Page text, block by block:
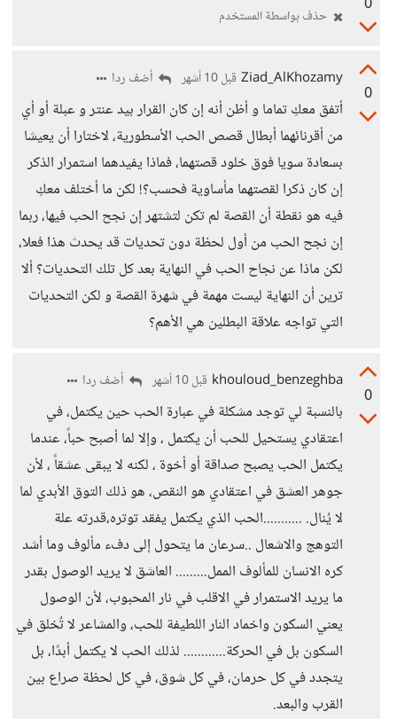
0 حذف بواسطة المستخدم
0
Ziad_AlKhozamy قبل 10 أشهر أضف ردا
أتفق معكِ تماما و أظن أنه إن كان القرار بيد عنتر و عبلة أو أي
من أقرنائهما أبطال قصص الحب الأسطورية، لاختارا أن يعيشا
بسعادة سويا فوق خلود قصتهما، فماذا يفيدهما استمرار الذكر
إن كان ذكرا لقصتهما مأساوية فحسب؟! لكن ما أختلف معكِ
فيه هو نقطة أن القصة لم تكن لتشتهر إن نجح الحب فيها، ربما
إن نجح الحب من أول لحظة دون تحديات قد يحدث هذا فعلا،
لكن ماذا عن نجاح الحب في النهاية بعد كل تلك التحديات؟ ألا
ترين أن النهاية ليست مهمة في شهرة القصة و لكن التحديات
التي تواجه علاقة البطلين هي الأهم؟
0
khouloud_benzeghba قبل 10 أشهر أضف ردا
بالنسبة لي توجد مشكلة في عبارة الحب حين يكتمل، في
اعتقادي يستحيل للحب أن يكتمل ، وإلا لما أصبح حباً، عندما
يكتمل الحب يصبح صداقة أو أخوة ، لكنه لا يبقى عشقاً ، لأن
جوهر العشق في اعتقادي هو النقص، هو ذلك التوق الأبدي لما
لا يُنال. ...........الحب الذي يكتمل يفقد توتره،قدرته علة
التوهج والاشعال ..سرعان ما يتحول إلى دفء مألوف وما أشد
كره الانسان للمألوف الممل......... العاشق لا يريد الوصول بقدر
ما يريد الاستمرار في الاقلب في نار المحبوب، لأن الوصول
يعني السكون واخماد النار اللطيفة للحب، والمشاعر لا تُخلق في
السكون بل في الحركة............ لذلك الحب لا يكتمل أبدًا، بل
يتجدد في كل حرمان، في كل شوق، في كل لحظة صراع بين
القرب والبعد.